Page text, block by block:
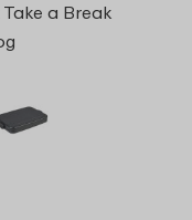
a Break